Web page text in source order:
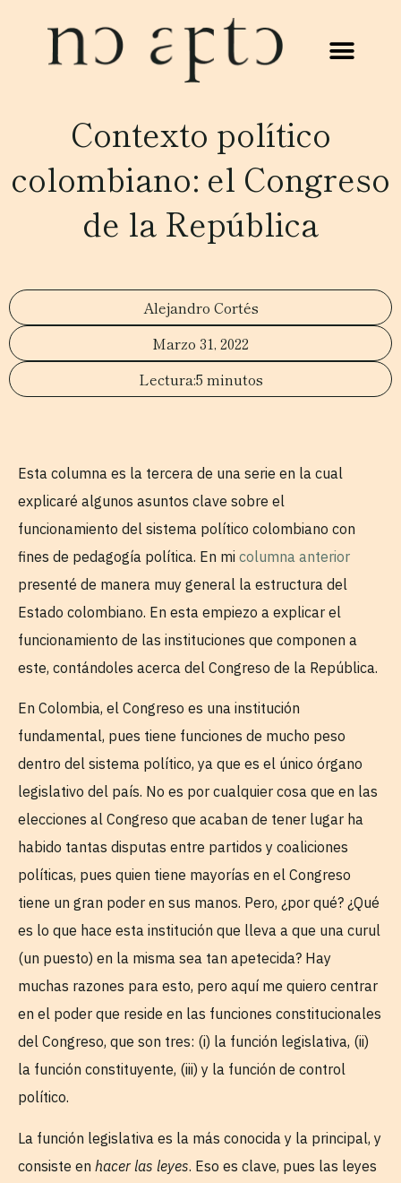
Contexto político
colombiano: el Congreso
de la República
Alejandro Cortés
Marzo 31, 2022
5 minutos
Esta columna es la tercera de una serie en la cual
explicaré algunos asuntos clave sobre el
funcionamiento del sistema político colombiano con
fines de pedagogía política. En mi columna anterior
presenté de manera muy general la estructura del
Estado colombiano. En esta empiezo a explicar el
funcionamiento de las instituciones que componen a
este, contándoles acerca del Congreso de la República.
En Colombia, el Congreso es una institución
fundamental, pues tiene funciones de mucho peso
dentro del sistema político, ya que es el único órgano
legislativo del país. No es por cualquier cosa que en las
elecciones al Congreso que acaban de tener lugar ha
habido tantas disputas entre partidos y coaliciones
políticas, pues quien tiene mayorías en el Congreso
tiene un gran poder en sus manos. Pero, ¿por qué? ¿Qué
es lo que hace esta institución que lleva a que una curul
(un puesto) en la misma sea tan apetecida? Hay
muchas razones para esto, pero aquí me quiero centrar
en el poder que reside en las funciones constitucionales
del Congreso, que son tres: (i) la función legislativa, (ii)
la función constituyente, (iii) y la función de control
político.
La función legislativa es la más conocida y la principal, y
consiste en hacer las leyes. Eso es clave, pues las leyes